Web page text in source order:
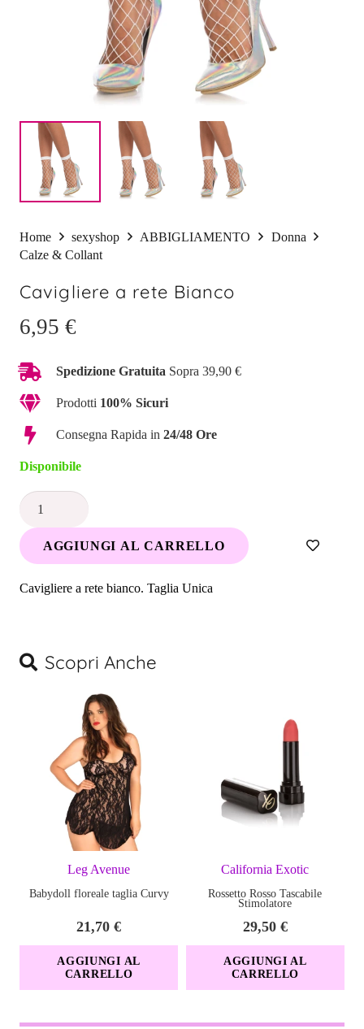
Home sexyshop ABBIGLIAMENTO
Donna
Calze & Collant
Cavigliere a rete Bianco
6,95 €
Spedizione Gratuita Sopra 39,90 €
Prodotti 100% Sicuri
Consegna Rapida in 24/48 Ore
Disponibile
Cavigliere
rete
quantità
AGGIUNGI AL CARRELLO
Cavigliere a rete bianco. Taglia Unica
Scopri Anche
Leg Avenue
Babydoll floreale taglia Curvy
21,70€
AGGIUNGI AL
CARRELLO
California Exotic
Rossetto Rosso Tascabile
Stimolatore
29,50 €
AGGIUNGI AL
CARRELLO